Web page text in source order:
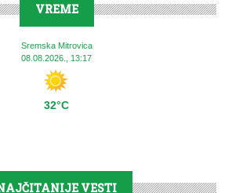
VREME
Sremska Mitrovica
08.08.2026., 13:17
32°C
VESTI